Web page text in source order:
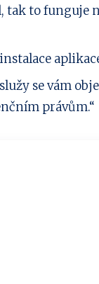
tak to funguje
služy se vám
právům.“